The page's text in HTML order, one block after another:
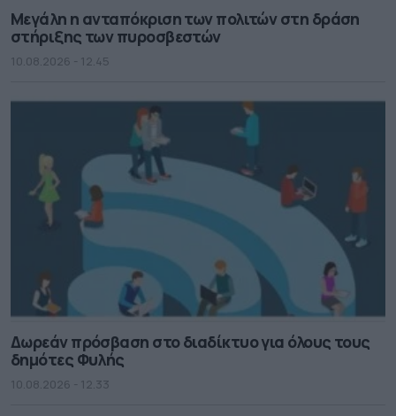
Μεγάλη η ανταπόκριση των πολιτών στη δράση
στήριξης των πυροσβεστών
10.08.2026 - 12.45
Δωρεάν πρόσβαση στο διαδίκτυο για όλους τους
δημότες Φυλής
10.08.2026 - 12.33